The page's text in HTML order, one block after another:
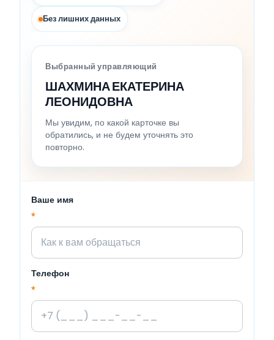
Без лишних данных
Выбранный управляющий
ШАХМИНА ЕКАТЕРИНА
ЛЕОНИДОВНА
Мы увидим, по какой карточке вы
обратились, и не будем уточнять это
повторно.
Ваше имя
*
Телефон
*